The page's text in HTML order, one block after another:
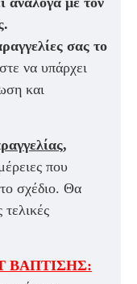
σας το
να υπάρχει
και
που
σχέδιο. Θα
ΒΑΠΤΙΣΗΣ: